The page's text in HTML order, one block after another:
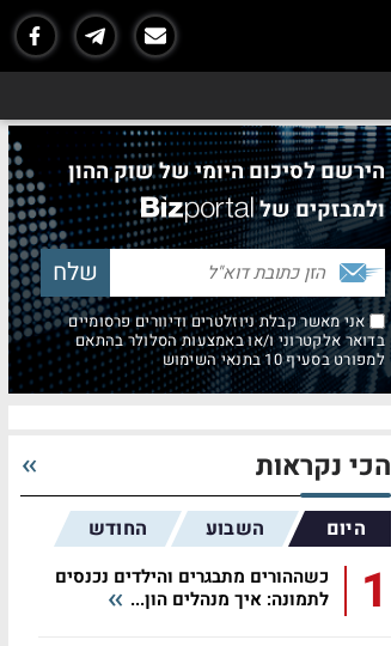
הירשם לסיכום היומי של שוק ההון
ולמבזקים של
אני מאשר קבלת ניוזלטרים ודיוורים פרסומיים
בדואר אלקטרוני ו/או באמצעות הסלולר בהתאם
למפורט בסעיף 10 בתנאי השימוש
הכי נקראות
היום השבוע החודש
1
כשההורים מתבגרים והילדים נכנסים
לתמונה: איך מנהלים הון...